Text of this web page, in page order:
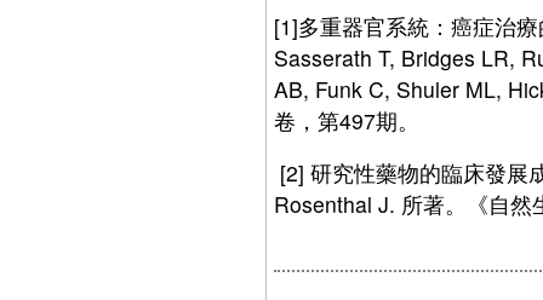
[1]多重器官系統：癌症治
Sasserath T, Bridges LR,
AB, Funk C, Shuler ML,
卷，第497期。
[2] 研究性藥物的臨床發展
Rosenthal J. 所著。《自